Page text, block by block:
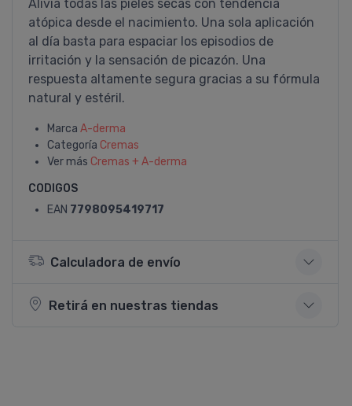
Alivia todas las pieles secas con tendencia
atópica desde el nacimiento. Una sola aplicación
al dí­a basta para espaciar los episodios de
irritación y la sensación de picazón. Una
respuesta altamente segura gracias a su fórmula
natural y estéril.
Marca A-derma
Categoría Cremas
Ver más Cremas + A-derma
CODIGOS
EAN 7798095419717
Calculadora de envío
Retirá en nuestras tiendas